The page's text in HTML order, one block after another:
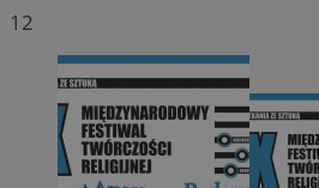
12